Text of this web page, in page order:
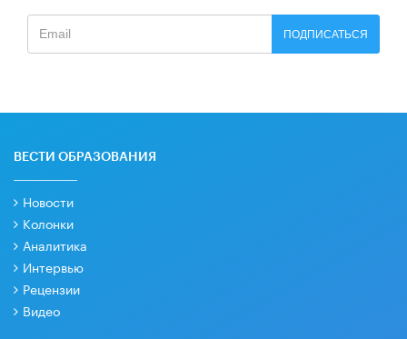
ПОДПИСАТЬСЯ
ВЕСТИ ОБРАЗОВАНИЯ
Новости
Колонки
Аналитика
Интервью
Рецензии
Видео